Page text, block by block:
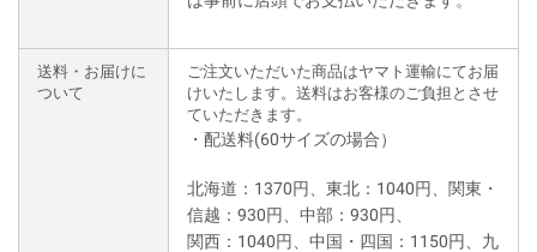
送料・お届けに
ついて
ご注文いただいた商品はヤマト運輸にてお届
けいたします。送料はお客様のご負担とさせ
ていただきます。
・配送料(60サイズの場合）
北海道：1370円、東北：1040円、関東・
信越：930円、中部：930円、
関西：1040円、中国・四国：1150円、九